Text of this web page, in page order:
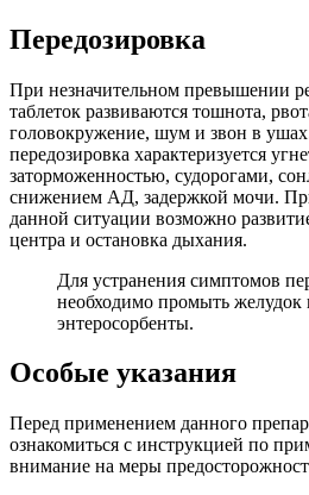
Передозировка
При незначительном превышении
таблеток развиваются тошнота,
головокружение, шум и звон в
передозировка характеризуется
заторможенностью, судорогами,
снижением АД, задержкой мочи.
данной ситуации возможно
центра и остановка дыхания.
Для устранения симптомов
необходимо промыть желудок
энтеросорбенты.
Особые указания
Перед применением данного
ознакомиться с инструкцией по
внимание на меры